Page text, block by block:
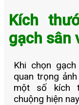
Kích
gạch sân
Khi chọn
quan trọng
một số kích
chuộng hiện